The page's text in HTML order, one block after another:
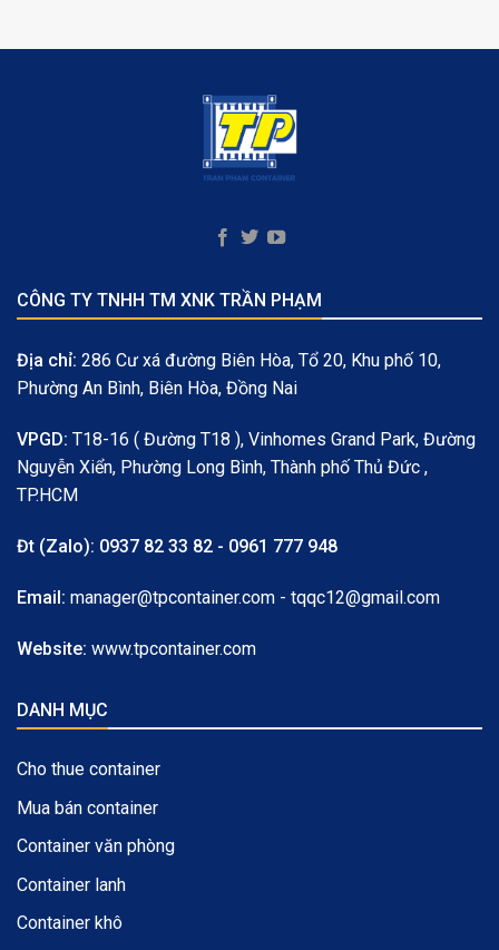
CÔNG TY TNHH TM XNK TRẦN PHẠM
Địa chỉ: 286 Cư xá đường Biên Hòa, Tổ 20, Khu phố 10,
Phường An Bình, Biên Hòa, Đồng Nai
VPGD: T18-16 ( Đường T18 ), Vinhomes Grand Park, Đường
Nguyễn Xiển, Phường Long Bình, Thành phố Thủ Đức ,
TP.HCM
Đt (Zalo): 0937 82 33 82 - 0961 777 948
Email: manager@tpcontainer.com - tqqc12@gmail.com
Website: www.tpcontainer.com
DANH MỤC
Cho thue container
Mua bán container
Container văn phòng
Container lanh
Container khô